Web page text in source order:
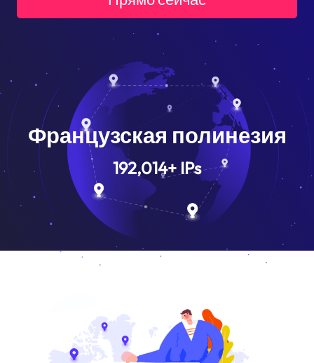
Французская полинезия
192,014+ IPs